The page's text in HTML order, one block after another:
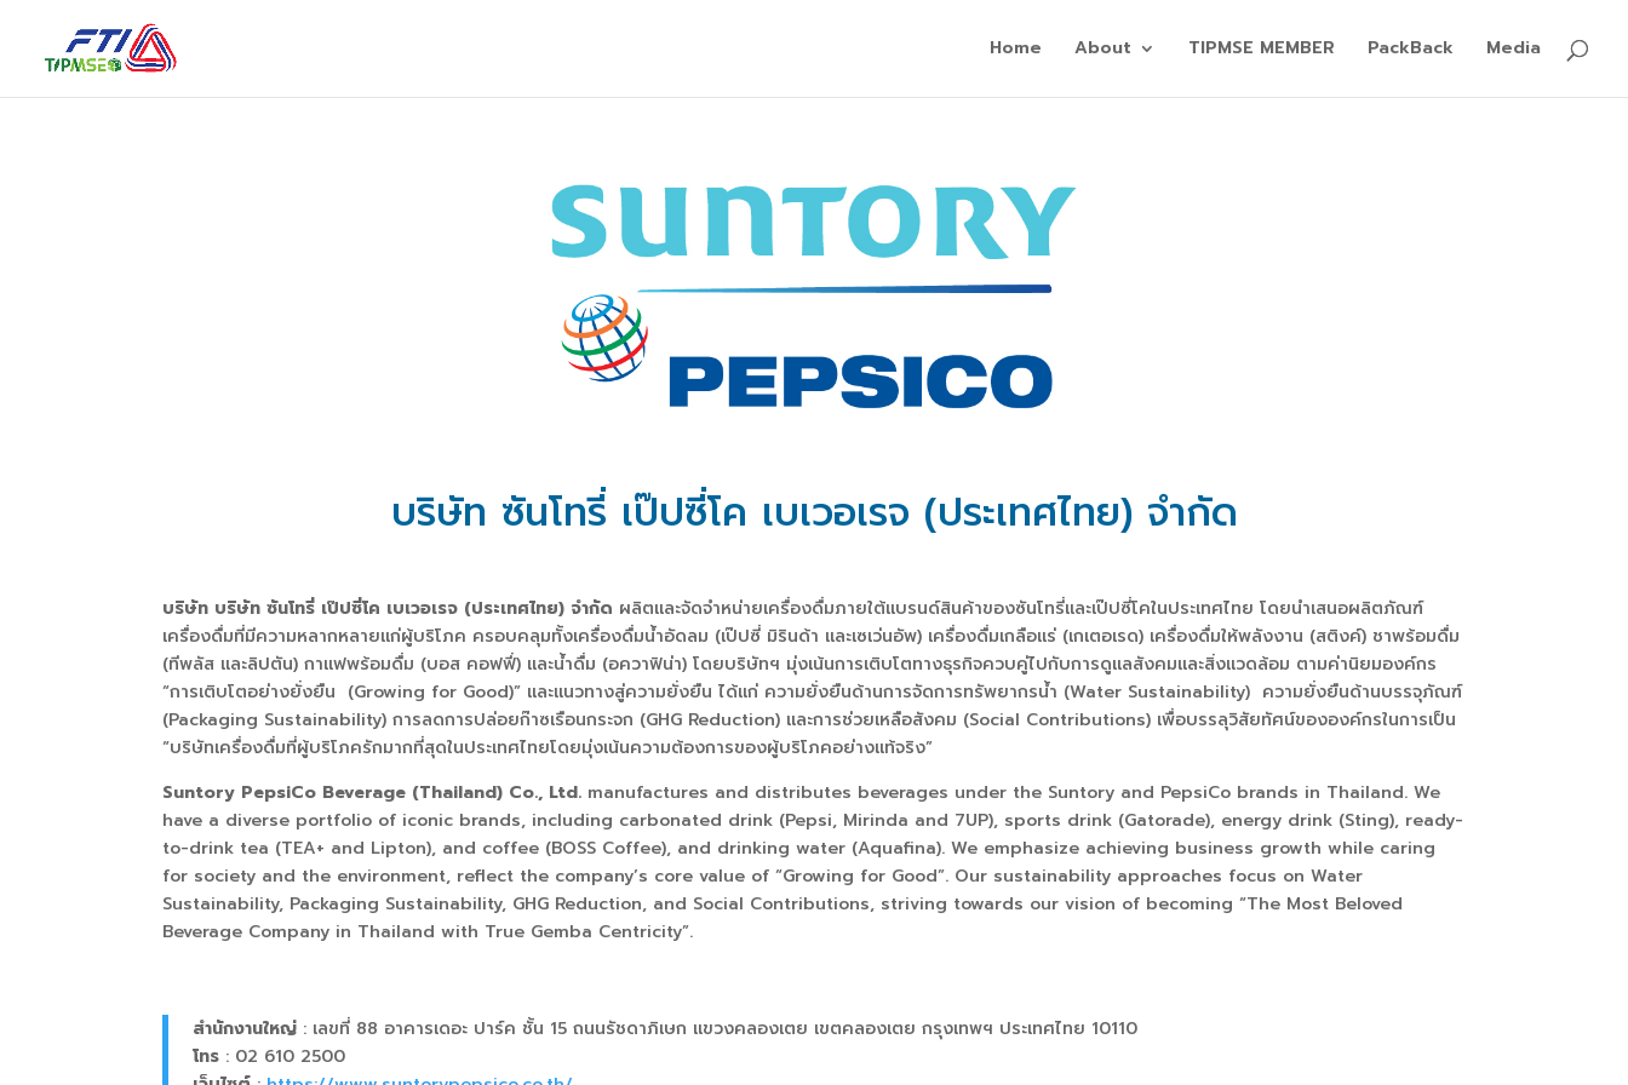
Home About TIPMSE MEMBER PackBack Media
บริษัท ซันโทรี่ เป๊ปซี่โค เบเวอเรจ (ประเทศไทย) จำกัด
บริษัท บริษัท ซันโทรี่ เป๊ปซี่โค เบเวอเรจ (ประเทศไทย) จำกัด ผลิตและจัดจําหน่ายเครื่องดื่มภายใต้แบรนด์สินค้าของซันโทรี่และเป๊ปซี่โคในประเทศไทย โดยนําเสนอผลิตภัณฑ์
เครื่องดื่มที่มีความหลากหลายแก่ผู้บริโภค ครอบคลุมทั้งเครื่องดื่มน้ำอัดลม (เป๊ปซี่ มิรินด้า และเซเว่นอัพ) เครื่องดื่มเกลือแร่ (เกเตอเรด) เครื่องดื่มให้พลังงาน (สติงค์) ชาพร้อมดื่ม
(ทีพลัส และลิปตัน) กาแฟพร้อมดื่ม (บอส คอฟฟี่) และน้ำดื่ม (อควาฟิน่า) โดยบริษัทฯ มุ่งเน้นการเติบโตทางธุรกิจควบคู่ไปกับการดูแลสังคมและสิ่งแวดล้อม ตามค่านิยมองค์กร
“การเติบโตอย่างยั่งยืน (Growing for Good)” และแนวทางสู่ความยั่งยืน ได้แก่ ความยั่งยืนด้านการจัดการทรัพยากรน้ำ (Water Sustainability) ความยั่งยืนด้านบรรจุภัณฑ์
(Packaging Sustainability) การลดการปล่อยก๊าซเรือนกระจก (GHG Reduction) และการช่วยเหลือสังคม (Social Contributions) เพื่อบรรลุวิสัยทัศน์ขององค์กรในการเป็น
“บริษัทเครื่องดื่มที่ผู้บริโภครักมากที่สุดในประเทศไทยโดยมุ่งเน้นความต้องการของผู้บริโภคอย่างแท้จริง”
Suntory PepsiCo Beverage (Thailand) Co., Ltd. manufactures and distributes beverages under the Suntory and PepsiCo brands in Thailand. We
have a diverse portfolio of iconic brands, including carbonated drink (Pepsi, Mirinda and 7UP), sports drink (Gatorade), energy drink (Sting), ready-
to-drink tea (TEA+ and Lipton), and coffee (BOSS Coffee), and drinking water (Aquafina). We emphasize achieving business growth while caring
for society and the environment, reflect the company’s core value of “Growing for Good”. Our sustainability approaches focus on Water
Sustainability, Packaging Sustainability, GHG Reduction, and Social Contributions, striving towards our vision of becoming “The Most Beloved
Beverage Company in Thailand with True Gemba Centricity”.
สำนักงานใหญ่ : เลขที่ 88 อาคารเดอะ ปาร์ค ชั้น 15ถนนรัชดาภิเษก แขวงคลองเตย เขตคลองเตย กรุงเทพฯ ประเทศไทย 10110
โทร : 02 610 2500